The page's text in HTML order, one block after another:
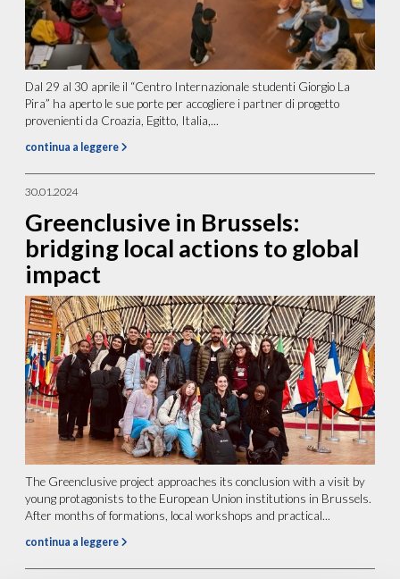
Dal 29 al 30 aprile il “Centro Internazionale studenti Giorgio La
Pira” ha aperto le sue porte per accogliere i partner di progetto
provenienti da Croazia, Egitto, Italia,...
continua a leggere
30.01.2024
Greenclusive in Brussels:
bridging local actions to global
impact
The Greenclusive project approaches its conclusion with a visit by
young protagonists to the European Union institutions in Brussels.
After months of formations, local workshops and practical...
continua a leggere